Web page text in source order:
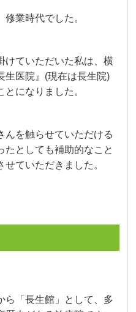
業時代でした。
けていただいた私は、横
生医院』(現在は長生院)
になりました。
んを触らせていただける
たとしても補助的なこと
ていただきました。
ら「長生館」として、多